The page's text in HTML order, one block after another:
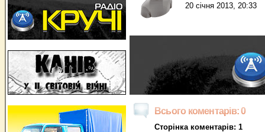
20 січня 2013, 20:33
Всього коментарів: 0
Сторінка коментарів: 1